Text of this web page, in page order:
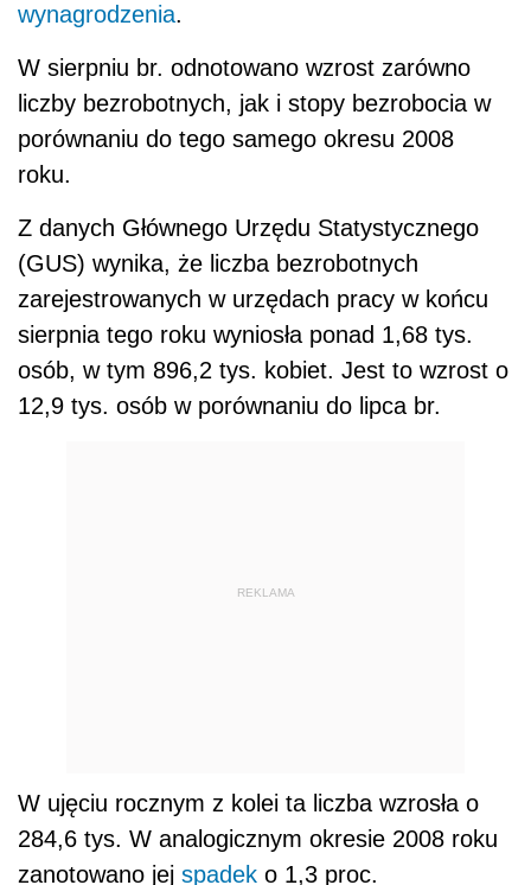
wynagrodzenia.
W sierpniu br. odnotowano wzrost zarówno
liczby bezrobotnych, jak i stopy bezrobocia w
porównaniu do tego samego okresu 2008
roku.
Z danych Głównego Urzędu Statystycznego
(GUS) wynika, że liczba bezrobotnych
zarejestrowanych w urzędach pracy w końcu
sierpnia tego roku wyniosła ponad 1,68 tys.
osób, w tym 896,2 tys. kobiet. Jest to wzrost o
12,9 tys. osób w porównaniu do lipca br.
REKLAMA
W ujęciu rocznym z kolei ta liczba wzrosła o
284,6 tys. W analogicznym okresie 2008 roku
zanotowano jej spadek o 1,3 proc.